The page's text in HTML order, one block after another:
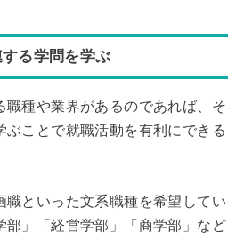
る学問を学ぶ
職種や業界があるのであれば、そ
ぶことで就職活動を有利にできる
職といった文系職種を希望してい
部」「経営学部」「商学部」など